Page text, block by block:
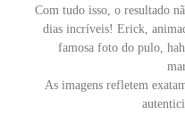
Com tudo isso, o resultado
dias incríveis! Erick,
famosa foto do pulo,
As imagens refletem